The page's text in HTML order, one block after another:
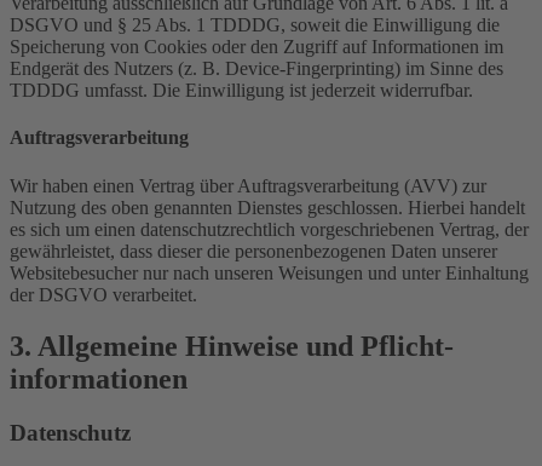
DSGVO und § 25 Abs. 1 TDDDG, soweit die Einwilligung die
Speicherung von Cookies oder den Zugriff auf Informationen im
Endgerät des Nutzers (z. B. Device-Fingerprinting) im Sinne des
TDDDG umfasst. Die Einwilligung ist jederzeit widerrufbar.
Auftragsverarbeitung
Wir haben einen Vertrag über Auftragsverarbeitung (AVV) zur
Nutzung des oben genannten Dienstes geschlossen. Hierbei handelt
es sich um einen datenschutzrechtlich vorgeschriebenen Vertrag, der
gewährleistet, dass dieser die personenbezogenen Daten unserer
Websitebesucher nur nach unseren Weisungen und unter Einhaltung
der DSGVO verarbeitet.
3. Allgemeine Hinweise und Pflicht­
informationen
Datenschutz